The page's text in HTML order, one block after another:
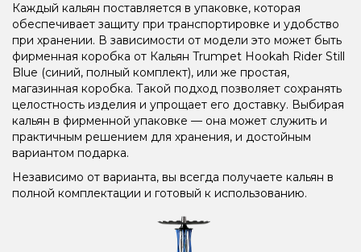
Каждый кальян поставляется в упаковке, которая
обеспечивает защиту при транспортировке и удобство
при хранении. В зависимости от модели это может быть
фирменная коробка от Кальян Trumpet Hookah Rider Still
Blue (синий, полный комплект), или же простая,
магазинная коробка. Такой подход позволяет сохранять
целостность изделия и упрощает его доставку. Выбирая
кальян в фирменной упаковке — она может служить и
практичным решением для хранения, и достойным
вариантом подарка.
Независимо от варианта, вы всегда получаете кальян в
полной комплектации и готовый к использованию.